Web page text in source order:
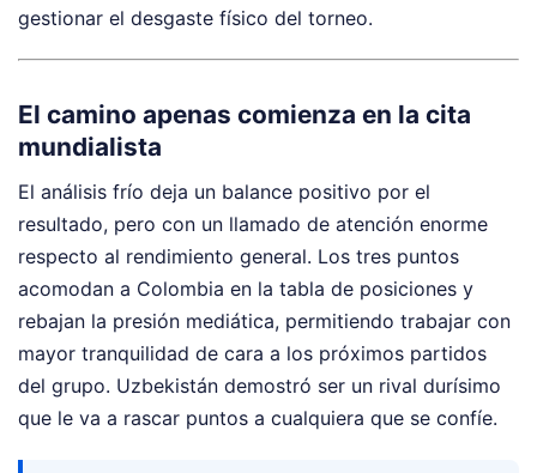
gestionar el desgaste físico del torneo.
El camino apenas comienza en la cita
mundialista
El análisis frío deja un balance positivo por el
resultado, pero con un llamado de atención enorme
respecto al rendimiento general. Los tres puntos
acomodan a Colombia en la tabla de posiciones y
rebajan la presión mediática, permitiendo trabajar con
mayor tranquilidad de cara a los próximos partidos
del grupo. Uzbekistán demostró ser un rival durísimo
que le va a rascar puntos a cualquiera que se confíe.